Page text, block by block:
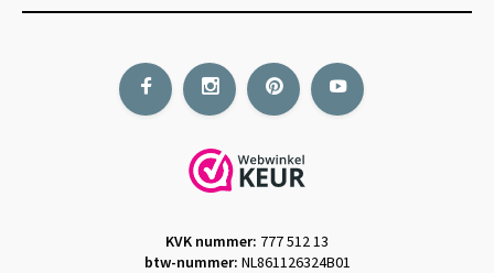
KVK nummer: 777 512 13
btw-nummer: NL861126324B01